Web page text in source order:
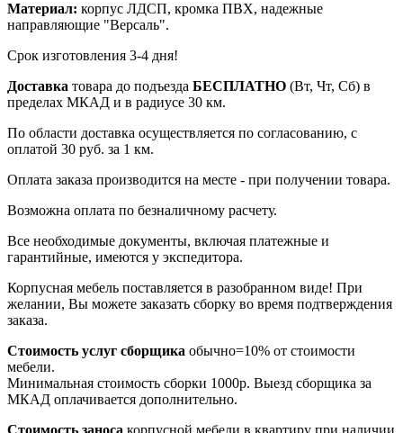
Материал: корпус ЛДСП, кромка ПВХ, надежные
направляющие "Версаль".
Срок изготовления 3-4 дня!
Доставка товара до подъезда БЕСПЛАТНО (Вт, Чт, Сб) в
пределах МКАД и в радиусе 30 км.
По области доставка осуществляется по согласованию, с
оплатой 30 руб. за 1 км.
Оплата заказа производится на месте - при получении товара.
Возможна оплата по безналичному расчету.
Все необходимые документы, включая платежные и
гарантийные, имеются у экспедитора.
Корпусная мебель поставляется в разобранном виде! При
желании, Вы можете заказать сборку во время подтверждения
заказа.
Стоимость услуг сборщика обычно=10% от стоимости
мебели.
Минимальная стоимость сборки 1000р. Выезд сборщика за
МКАД оплачивается дополнительно.
Стоимость заноса корпусной мебели в квартиру при наличии